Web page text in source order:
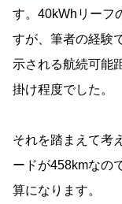
す。40kWhリーフ
すが、筆者の経験
示される航続可能
掛け程度でした。
それを踏まえて考
ードが458kmなの
算になります。